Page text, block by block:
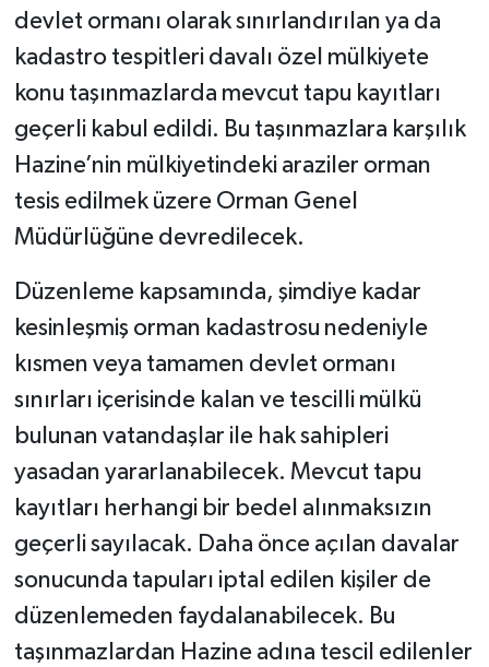
devlet ormanı olarak sınırlandırılan ya da
kadastro tespitleri davalı özel mülkiyete
konu taşınmazlarda mevcut tapu kayıtları
geçerli kabul edildi. Bu taşınmazlara karşılık
Hazine’nin mülkiyetindeki araziler orman
tesis edilmek üzere Orman Genel
Müdürlüğüne devredilecek.
Düzenleme kapsamında, şimdiye kadar
kesinleşmiş orman kadastrosu nedeniyle
kısmen veya tamamen devlet ormanı
sınırları içerisinde kalan ve tescilli mülkü
bulunan vatandaşlar ile hak sahipleri
yasadan yararlanabilecek. Mevcut tapu
kayıtları herhangi bir bedel alınmaksızın
geçerli sayılacak. Daha önce açılan davalar
sonucunda tapuları iptal edilen kişiler de
düzenlemeden faydalanabilecek. Bu
taşınmazlardan Hazine adına tescil edilenler